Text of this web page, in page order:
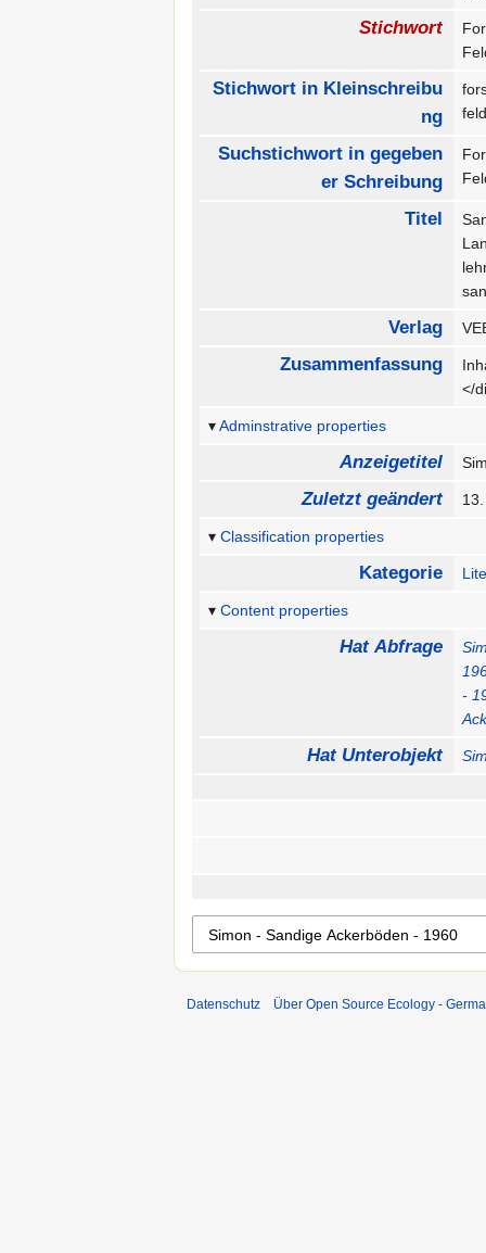
Stichwort
Stichwort in Kleinschreibu
ng
Suchstichwort in gegeben
er Schreibung
Titel
Verlag
Zusammenfassung
</
Adminstrative properties
Anzeigetitel
Zuletzt geändert
Classification properties
Kategorie
Content properties
Hat Abfrage
-
Hat Unterobjekt
Datenschutz Über Open Source Ecology -